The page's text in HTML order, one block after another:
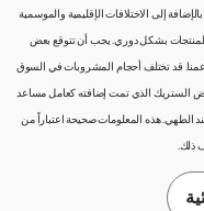
إلى الاختلافات الإقليمية والموسمية
المنتجات بشكل دوري. يجب أن تتوقع بعض
قد تختلف أحجام المشروبات في السوق
الستريك الذي تمت إضافته كعامل مساعد
الطهي. هذه المعلومات صحيحة اعتباراً من